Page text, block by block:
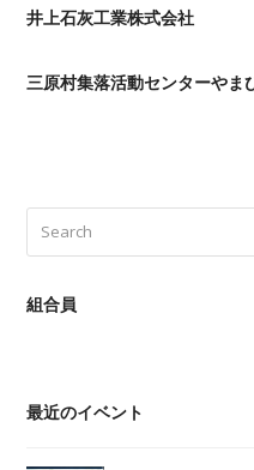
井上石灰工業株式会社
三原村集落活動センターやま
組合員
最近のイベント